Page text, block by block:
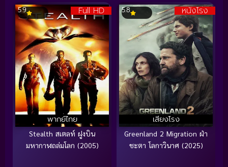
Full HD
พากย์ไทย
5.9
Stealth สเตลท์ ฝูงบิน
มหากาฬถล่มโลก (2005)
หนังโรง
เสียงโรง
5.8
Greenland 2 Migration ฝ่า
ชะตา โลกาวินาศ (2025)